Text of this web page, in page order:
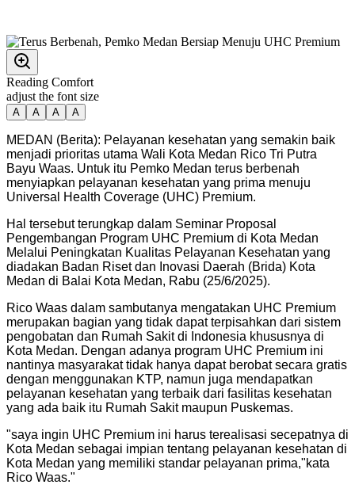
Reading Comfort
adjust the font size
A A A A
MEDAN (Berita): Pelayanan kesehatan yang semakin baik
menjadi prioritas utama Wali Kota Medan Rico Tri Putra
Bayu Waas. Untuk itu Pemko Medan terus berbenah
menyiapkan pelayanan kesehatan yang prima menuju
Universal Health Coverage (UHC) Premium.
Hal tersebut terungkap dalam Seminar Proposal
Pengembangan Program UHC Premium di Kota Medan
Melalui Peningkatan Kualitas Pelayanan Kesehatan yang
diadakan Badan Riset dan Inovasi Daerah (Brida) Kota
Medan di Balai Kota Medan, Rabu (25/6/2025).
Rico Waas dalam sambutanya mengatakan UHC Premium
merupakan bagian yang tidak dapat terpisahkan dari sistem
pengobatan dan Rumah Sakit di Indonesia khususnya di
Kota Medan. Dengan adanya program UHC Premium ini
nantinya masyarakat tidak hanya dapat berobat secara gratis
dengan menggunakan KTP, namun juga mendapatkan
pelayanan kesehatan yang terbaik dari fasilitas kesehatan
yang ada baik itu Rumah Sakit maupun Puskemas.
"saya ingin UHC Premium ini harus terealisasi secepatnya di
Kota Medan sebagai impian tentang pelayanan kesehatan di
Kota Medan yang memiliki standar pelayanan prima,"kata
Rico Waas."